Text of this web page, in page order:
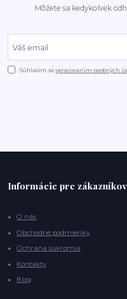
Môžete sa kedykoľvek
Súhlasím sospracovaním osobných
Informácie pre zákazníkov
O nás
Obchodné podmienky
Ochrana súkromia
Kontakty
Blog